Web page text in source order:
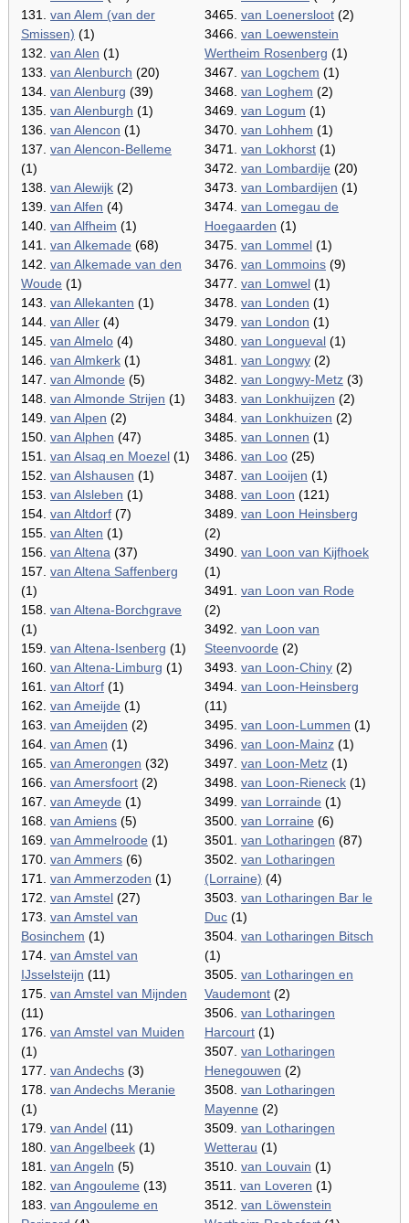
131. van Alem (van der
Smissen) (1)
132. van Alen (1)
133. van Alenburch (20)
134. van Alenburg (39)
135. van Alenburgh (1)
136. van Alencon (1)
137. van Alencon-Belleme
(1)
138. van Alewijk (2)
139. van Alfen (4)
140. van Alfheim (1)
141. van Alkemade (68)
142. van Alkemade van den
Woude (1)
143. van Allekanten (1)
144. van Aller (4)
145. van Almelo (4)
146. van Almkerk (1)
147. van Almonde (5)
148. van Almonde Strijen (1)
149. van Alpen (2)
150. van Alphen (47)
151. van Alsaq en Moezel (1)
152. van Alshausen (1)
153. van Alsleben (1)
154. van Altdorf (7)
155. van Alten (1)
156. van Altena (37)
157. van Altena Saffenberg
(1)
158. van Altena-Borchgrave
(1)
159. van Altena-Isenberg (1)
160. van Altena-Limburg (1)
161. van Altorf (1)
162. van Ameijde (1)
163. van Ameijden (2)
164. van Amen (1)
165. van Amerongen (32)
166. van Amersfoort (2)
167. van Ameyde (1)
168. van Amiens (5)
169. van Ammelroode (1)
170. van Ammers (6)
171. van Ammerzoden (1)
172. van Amstel (27)
173. van Amstel van
Bosinchem (1)
174. van Amstel van
IJsselsteijn (11)
175. van Amstel van Mijnden
(11)
176. van Amstel van Muiden
(1)
177. van Andechs (3)
178. van Andechs Meranie
(1)
179. van Andel (11)
180. van Angelbeek (1)
181. van Angeln (5)
182. van Angouleme (13)
183. van Angouleme en
3465. van Loenersloot (2)
3466. van Loewenstein
Wertheim Rosenberg (1)
3467. van Logchem (1)
3468. van Loghem (2)
3469. van Logum (1)
3470. van Lohhem (1)
3471. van Lokhorst (1)
3472. van Lombardije (20)
3473. van Lombardijen (1)
3474. van Lomegau de
Hoegaarden (1)
3475. van Lommel (1)
3476. van Lommoins (9)
3477. van Lomwel (1)
3478. van Londen (1)
3479. van London (1)
3480. van Longueval (1)
3481. van Longwy (2)
3482. van Longwy-Metz (3)
3483. van Lonkhuijzen (2)
3484. van Lonkhuizen (2)
3485. van Lonnen (1)
3486. van Loo (25)
3487. van Looijen (1)
3488. van Loon (121)
3489. van Loon Heinsberg
(2)
3490. van Loon van Kijfhoek
(1)
3491. van Loon van Rode
(2)
3492. van Loon van
Steenvoorde (2)
3493. van Loon-Chiny (2)
3494. van Loon-Heinsberg
(11)
3495. van Loon-Lummen (1)
3496. van Loon-Mainz (1)
3497. van Loon-Metz (1)
3498. van Loon-Rieneck (1)
3499. van Lorrainde (1)
3500. van Lorraine (6)
3501. van Lotharingen (87)
3502. van Lotharingen
(Lorraine) (4)
3503. van Lotharingen Bar le
Duc (1)
3504. van Lotharingen Bitsch
(1)
3505. van Lotharingen en
Vaudemont (2)
3506. van Lotharingen
Harcourt (1)
3507. van Lotharingen
Henegouwen (2)
3508. van Lotharingen
Mayenne (2)
3509. van Lotharingen
Wetterau (1)
3510. van Louvain (1)
3511. van Loveren (1)
3512. van Löwenstein